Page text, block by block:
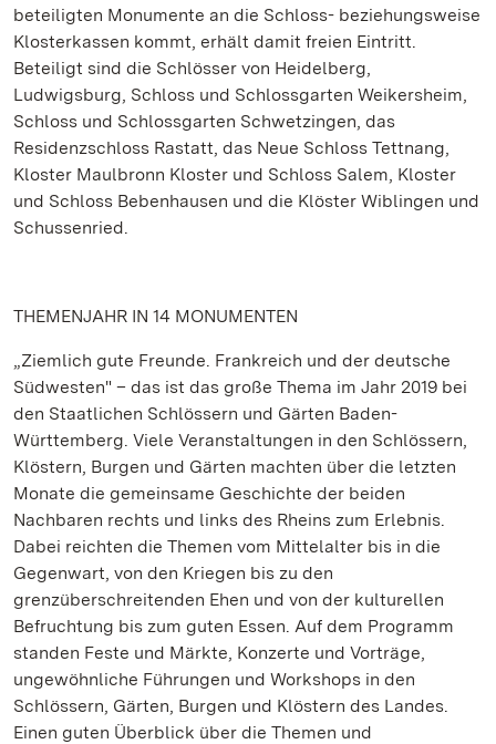
beteiligten Monumente an die Schloss- beziehungsweise
Klosterkassen kommt, erhält damit freien Eintritt.
Beteiligt sind die Schlösser von Heidelberg,
Ludwigsburg, Schloss und Schlossgarten Weikersheim,
Schloss und Schlossgarten Schwetzingen, das
Residenzschloss Rastatt, das Neue Schloss Tettnang,
Kloster Maulbronn Kloster und Schloss Salem, Kloster
und Schloss Bebenhausen und die Klöster Wiblingen und
Schussenried.
THEMENJAHR IN 14 MONUMENTEN
„Ziemlich gute Freunde. Frankreich und der deutsche
Südwesten" – das ist das große Thema im Jahr 2019 bei
den Staatlichen Schlössern und Gärten Baden-
Württemberg. Viele Veranstaltungen in den Schlössern,
Klöstern, Burgen und Gärten machten über die letzten
Monate die gemeinsame Geschichte der beiden
Nachbaren rechts und links des Rheins zum Erlebnis.
Dabei reichten die Themen vom Mittelalter bis in die
Gegenwart, von den Kriegen bis zu den
grenzüberschreitenden Ehen und von der kulturellen
Befruchtung bis zum guten Essen. Auf dem Programm
standen Feste und Märkte, Konzerte und Vorträge,
ungewöhnliche Führungen und Workshops in den
Schlössern, Gärten, Burgen und Klöstern des Landes.
Einen guten Überblick über die Themen und